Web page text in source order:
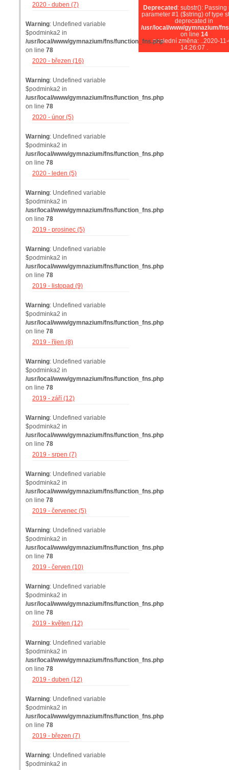
Deprecated: substr(): Passing
parameter #1 ($string) of type
deprecated in
/usr/local/www/gymnazium/
on line 14
poslední změna: ..2020-
14:26:07 .
2020 - duben (7)
Warning: Undefined variable
$podminka2 in
/usr/local/www/gymnazium/fns/function_fns.php
on line 78
2020 - březen (16)
Warning: Undefined variable
$podminka2 in
/usr/local/www/gymnazium/fns/function_fns.php
on line 78
2020 - únor (5)
Warning: Undefined variable
$podminka2 in
/usr/local/www/gymnazium/fns/function_fns.php
on line 78
2020 - leden (5)
Warning: Undefined variable
$podminka2 in
/usr/local/www/gymnazium/fns/function_fns.php
on line 78
2019 - prosinec (5)
Warning: Undefined variable
$podminka2 in
/usr/local/www/gymnazium/fns/function_fns.php
on line 78
2019 - listopad (9)
Warning: Undefined variable
$podminka2 in
/usr/local/www/gymnazium/fns/function_fns.php
on line 78
2019 - říjen (8)
Warning: Undefined variable
$podminka2 in
/usr/local/www/gymnazium/fns/function_fns.php
on line 78
2019 - září (12)
Warning: Undefined variable
$podminka2 in
/usr/local/www/gymnazium/fns/function_fns.php
on line 78
2019 - srpen (7)
Warning: Undefined variable
$podminka2 in
/usr/local/www/gymnazium/fns/function_fns.php
on line 78
2019 - červenec (5)
Warning: Undefined variable
$podminka2 in
/usr/local/www/gymnazium/fns/function_fns.php
on line 78
2019 - červen (10)
Warning: Undefined variable
$podminka2 in
/usr/local/www/gymnazium/fns/function_fns.php
on line 78
2019 - květen (12)
Warning: Undefined variable
$podminka2 in
/usr/local/www/gymnazium/fns/function_fns.php
on line 78
2019 - duben (12)
Warning: Undefined variable
$podminka2 in
/usr/local/www/gymnazium/fns/function_fns.php
on line 78
2019 - březen (7)
Warning: Undefined variable
$podminka2 in